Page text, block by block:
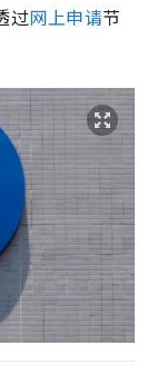
过网上申请节